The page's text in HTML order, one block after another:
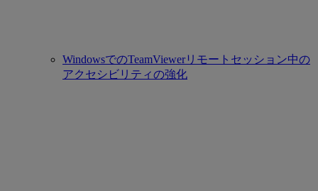
WindowsでのTeamViewerリモートセッション中の
アクセシビリティの強化